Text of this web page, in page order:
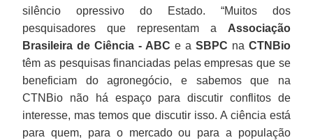
silêncio opressivo do Estado. “Muitos dos
pesquisadores que representam a Associação
Brasileira de Ciência - ABC e a SBPC na CTNBio
têm as pesquisas financiadas pelas empresas que se
beneficiam do agronegócio, e sabemos que na
CTNBio não há espaço para discutir conflitos de
interesse, mas temos que discutir isso. A ciência está
para quem, para o mercado ou para a população